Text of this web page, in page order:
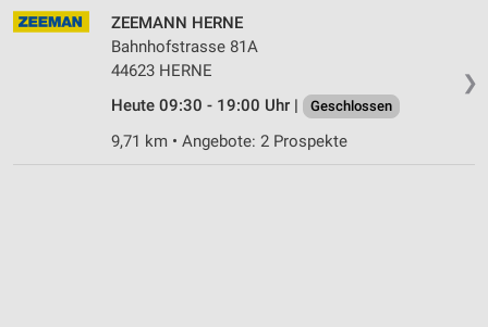
❯
ZEEMANN HERNE
Bahnhofstrasse 81A
44623 HERNE
Heute 09:30 - 19:00 Uhr |
Geschlossen
9,71 km • Angebote: 2 Prospekte